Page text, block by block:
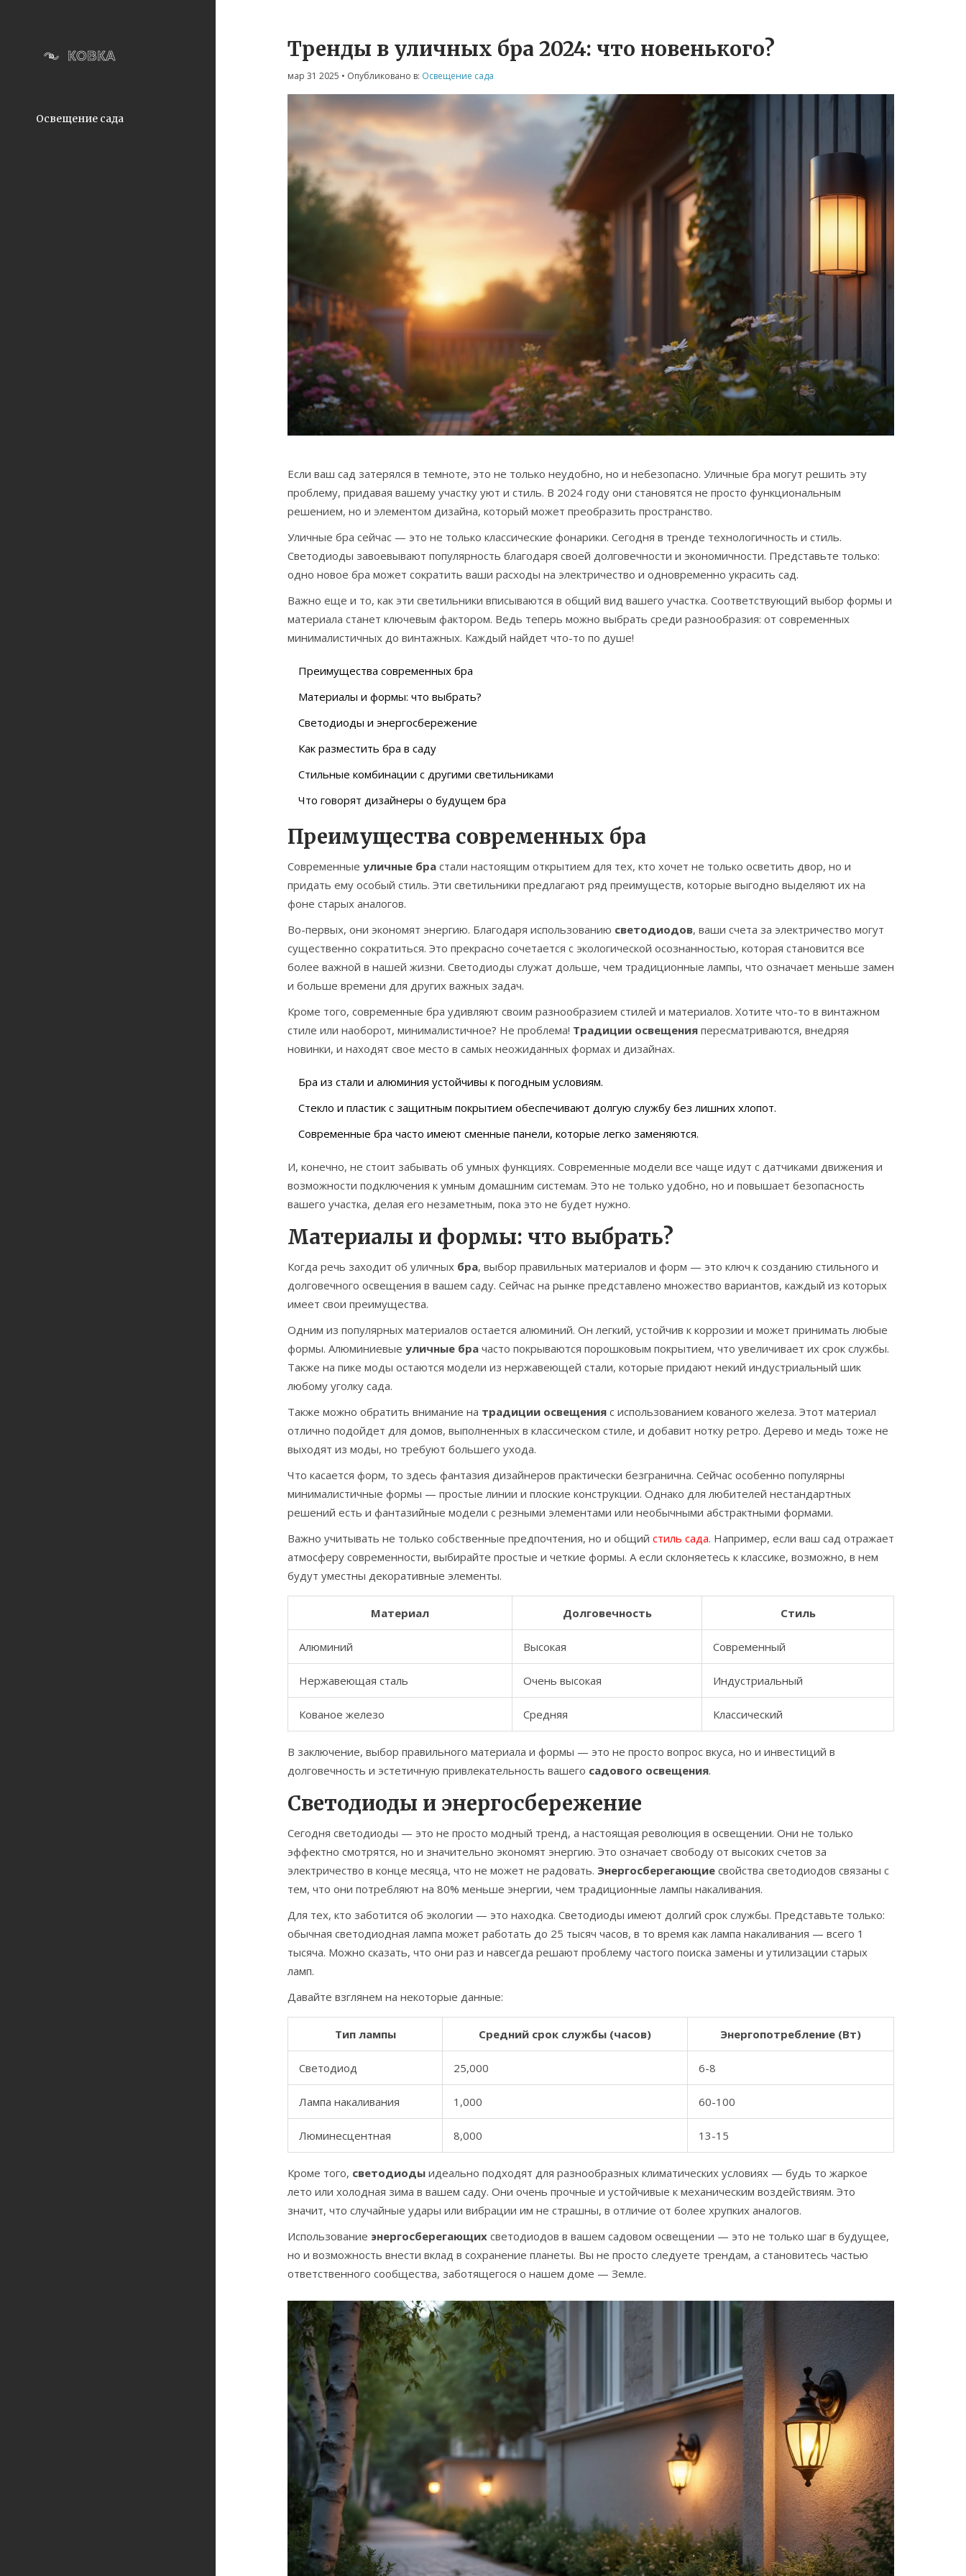
Освещение сада
Тренды в уличных бра 2024: что новенького?
мар 31 2025 • Опубликовано в: Освещение сада
Если ваш сад затерялся в темноте, это не только неудобно, но и небезопасно. Уличные бра могут решить эту
проблему, придавая вашему участку уют и стиль. В 2024 году они становятся не просто функциональным
решением, но и элементом дизайна, который может преобразить пространство.
Уличные бра сейчас — это не только классические фонарики. Сегодня в тренде технологичность и стиль.
Светодиоды завоевывают популярность благодаря своей долговечности и экономичности. Представьте только:
одно новое бра может сократить ваши расходы на электричество и одновременно украсить сад.
Важно еще и то, как эти светильники вписываются в общий вид вашего участка. Соответствующий выбор формы и
материала станет ключевым фактором. Ведь теперь можно выбрать среди разнообразия: от современных
минималистичных до винтажных. Каждый найдет что-то по душе!
Преимущества современных бра
Материалы и формы: что выбрать?
Светодиоды и энергосбережение
Как разместить бра в саду
Стильные комбинации с другими светильниками
Что говорят дизайнеры о будущем бра
Преимущества современных бра
Современные уличные бра стали настоящим открытием для тех, кто хочет не только осветить двор, но и
придать ему особый стиль. Эти светильники предлагают ряд преимуществ, которые выгодно выделяют их на
фоне старых аналогов.
Во-первых, они экономят энергию. Благодаря использованию светодиодов, ваши счета за электричество могут
существенно сократиться. Это прекрасно сочетается с экологической осознанностью, которая становится все
более важной в нашей жизни. Светодиоды служат дольше, чем традиционные лампы, что означает меньше замен
и больше времени для других важных задач.
Кроме того, современные бра удивляют своим разнообразием стилей и материалов. Хотите что-то в винтажном
стиле или наоборот, минималистичное? Не проблема! Традиции освещения пересматриваются, внедряя
новинки, и находят свое место в самых неожиданных формах и дизайнах.
Бра из стали и алюминия устойчивы к погодным условиям.
Стекло и пластик с защитным покрытием обеспечивают долгую службу без лишних хлопот.
Современные бра часто имеют сменные панели, которые легко заменяются.
И, конечно, не стоит забывать об умных функциях. Современные модели все чаще идут с датчиками движения и
возможности подключения к умным домашним системам. Это не только удобно, но и повышает безопасность
вашего участка, делая его незаметным, пока это не будет нужно.
Материалы и формы: что выбрать?
Когда речь заходит об уличных бра, выбор правильных материалов и форм — это ключ к созданию стильного и
долговечного освещения в вашем саду. Сейчас на рынке представлено множество вариантов, каждый из которых
имеет свои преимущества.
Одним из популярных материалов остается алюминий. Он легкий, устойчив к коррозии и может принимать любые
формы. Алюминиевые уличные бра часто покрываются порошковым покрытием, что увеличивает их срок службы.
Также на пике моды остаются модели из нержавеющей стали, которые придают некий индустриальный шик
любому уголку сада.
Также можно обратить внимание на традиции освещения с использованием кованого железа. Этот материал
отлично подойдет для домов, выполненных в классическом стиле, и добавит нотку ретро. Дерево и медь тоже не
выходят из моды, но требуют большего ухода.
Что касается форм, то здесь фантазия дизайнеров практически безгранична. Сейчас особенно популярны
минималистичные формы — простые линии и плоские конструкции. Однако для любителей нестандартных
решений есть и фантазийные модели с резными элементами или необычными абстрактными формами.
Важно учитывать не только собственные предпочтения, но и общий стиль сада. Например, если ваш сад отражает
атмосферу современности, выбирайте простые и четкие формы. А если склоняетесь к классике, возможно, в нем
будут уместны декоративные элементы.
Материал Долговечность Стиль
Алюминий Высокая Современный
Нержавеющая сталь Очень высокая Индустриальный
Кованое железо Средняя Классический
В заключение, выбор правильного материала и формы — это не просто вопрос вкуса, но и инвестиций в
долговечность и эстетичную привлекательность вашего садового освещения.
Светодиоды и энергосбережение
Сегодня светодиоды — это не просто модный тренд, а настоящая революция в освещении. Они не только
эффектно смотрятся, но и значительно экономят энергию. Это означает свободу от высоких счетов за
электричество в конце месяца, что не может не радовать. Энергосберегающие свойства светодиодов связаны с
тем, что они потребляют на 80% меньше энергии, чем традиционные лампы накаливания.
Для тех, кто заботится об экологии — это находка. Светодиоды имеют долгий срок службы. Представьте только:
обычная светодиодная лампа может работать до 25 тысяч часов, в то время как лампа накаливания — всего 1
тысяча. Можно сказать, что они раз и навсегда решают проблему частого поиска замены и утилизации старых
ламп.
Давайте взглянем на некоторые данные:
Тип лампы Средний срок службы (часов) Энергопотребление (Вт)
Светодиод 25,000 6-8
Лампа накаливания 1,000 60-100
Люминесцентная 8,000 13-15
Кроме того, светодиоды идеально подходят для разнообразных климатических условиях — будь то жаркое
лето или холодная зима в вашем саду. Они очень прочные и устойчивые к механическим воздействиям. Это
значит, что случайные удары или вибрации им не страшны, в отличие от более хрупких аналогов.
Использование энергосберегающих светодиодов в вашем садовом освещении — это не только шаг в будущее,
но и возможность внести вклад в сохранение планеты. Вы не просто следуете трендам, а становитесь частью
ответственного сообщества, заботящегося о нашем доме — Земле.